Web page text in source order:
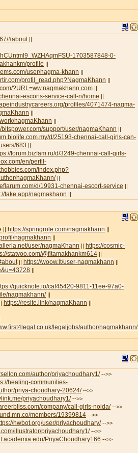
#about||
1703587848-0-
profile ||
user/nagma-khann ||
profil_read.php?NagmaKhann ||
?URL=ww.nagmakhann.com ||
escorts-service-call-n/home ||
profiles/4071474-nagma-
||
nagmaKhann ||
bitspower.com/support/user/nagmaKhann ||
d/25193-chennai-call-girls-can-
683 ||
forum.bizfam.ru/d/3249-chennai-call-girls-
en/perfil-
index.php?
nagmaKhann/||
d/19931-chennai-escort-service ||
take.app/nagmakhann ||
|| https://springrole.com/nagmakhann ||
nagmakhann ||
user/nagmaKhann || https://cosmic-
statvoo.com/@fitamakhankm614 ||
|| https://woow.lt/user-nagmakhann ||
||
quicknote.io/caf45420-9811-11ee-97a0-
nagmakhann/||
|| https://resite.link/nagmaKhann ||
legaljobs/author/nagmakhann/
author/priyachoudhary1/-->>
healing-communities-
priya-choudhary-20624/-->>
priyachoudhary1/-->>
company/call-girls-noida/-->>
members/19399814 -->>
hwbot.org/user/priyachoudhary/-->>
illustrator/priyachoudhary1/-->>
PriyaChoudhary166 -->>